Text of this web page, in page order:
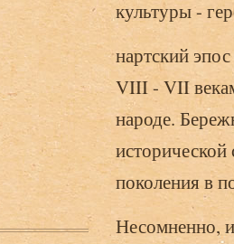
культуры -
нартский
VIII - VII
народе.
исторической
поколения в
Несомненно,